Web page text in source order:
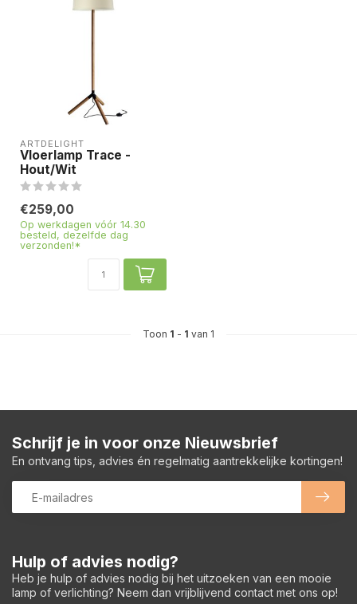
ARTDELIGHT
Vloerlamp Trace -
Hout/Wit
€259,00
Op werkdagen vóór 14.30
besteld, dezelfde dag
verzonden!*
Toon 1 - 1 van 1
Hulp of advies nodig?
Heb je hulp of advies nodig bij het uitzoeken van een mooie
lamp of verlichting? Neem dan vrijblijvend contact met ons op!
Schrijf je in voor onze Nieuwsbrief
En ontvang tips, advies én regelmatig aantrekkelijke kortingen!